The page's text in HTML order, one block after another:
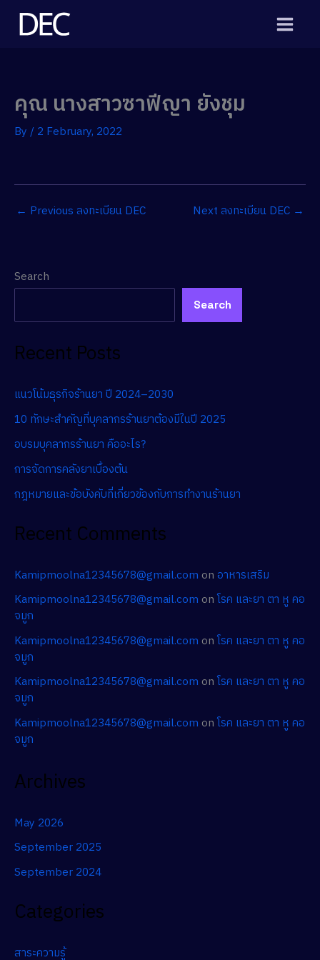
Skip
คุณ นางสาวซาฟีญา ยังชุม
By / 2 February, 2022
← Previous ลงทะเบียน DEC Next ลงทะเบียน DEC →
Search
Search
Recent Posts
แนวโน้มธุรกิจร้านยา ปี 2024–2030
10 ทักษะสำคัญที่บุคลากรร้านยาต้องมีในปี 2025
อบรมบุคลากรร้านยา คืออะไร?
การจัดการคลังยาเบื้องต้น
กฎหมายและข้อบังคับที่เกี่ยวข้องกับการทำงานร้านยา
Recent Comments
Kamipmoolna12345678@gmail.com on อาหารเสริม
Kamipmoolna12345678@gmail.com onโรค และยา ตา หู คอ
จมูก
Kamipmoolna12345678@gmail.com onโรค และยา ตา หู คอ
จมูก
Kamipmoolna12345678@gmail.com onโรค และยา ตา หู คอ
จมูก
Kamipmoolna12345678@gmail.com onโรค และยา ตา หู คอ
จมูก
Archives
May 2026
September 2025
September 2024
Categories
สาระความรู้